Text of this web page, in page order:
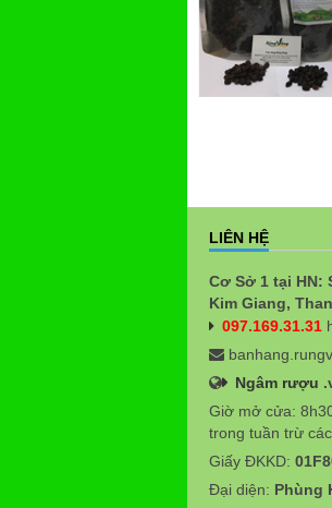
LIÊN HỆ
Cơ Sở 1 tại HN:
Kim Giang,
097.169.31.31
Ngâm rượu
Giờ mở cửa:
trong tuần trừ
Giấy ĐKKD:
Đại diện: Phùng